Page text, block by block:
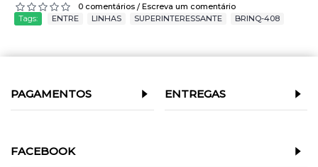
0 comentários /Escreva um comentário
Tags:
ENTRE LINHAS SUPERINTERESSANTE BRINQ-408
PAGAMENTOS ENTREGAS
FACEBOOK